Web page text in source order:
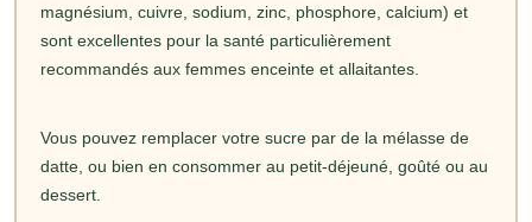
magnésium, cuivre, sodium, zinc, phosphore, calcium) et
sont excellentes pour la santé particulièrement
recommandés aux femmes enceinte et allaitantes.
Vous pouvez remplacer votre sucre par de la mélasse de
datte, ou bien en consommer au petit-déjeuné, goûté ou au
dessert.